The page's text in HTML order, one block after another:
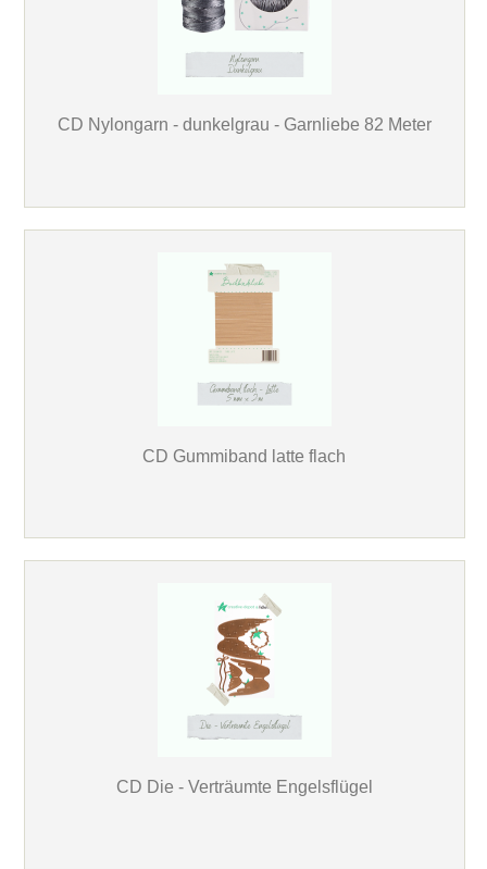
CD Nylongarn - dunkelgrau - Garnliebe 82 Meter
CD Gummiband latte flach
CD Die - Verträumte Engelsflügel